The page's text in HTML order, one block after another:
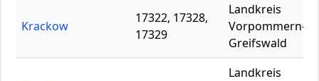
Krackow
17322, 17328,
17329
Landkreis
Vorpommern-
Greifswald
Landkreis